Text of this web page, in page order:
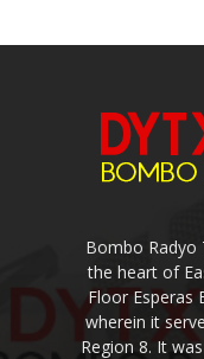
Bombo Radyo
the heart of
Floor Esperas
wherein it
Region 8. It